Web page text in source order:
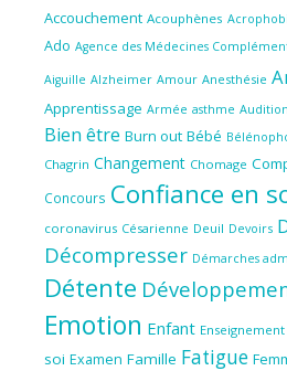
Accouchement Acouphènes
Ado Agence des Médecines
Aiguille Alzheimer Amour Anesthésie
Apprentissage Armée asthme Audition
Bien être Burn out Bébé
Chagrin Changement Chomage
Concours Confiance en
coronavirus Césarienne Deuil Devoirs
Décompresser Démarches
Détente
Emotion Enfant Enseignement
soi Examen Famille Fatigue